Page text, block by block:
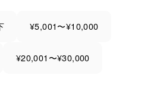
¥5,001〜¥10,000
¥20,001〜¥30,000